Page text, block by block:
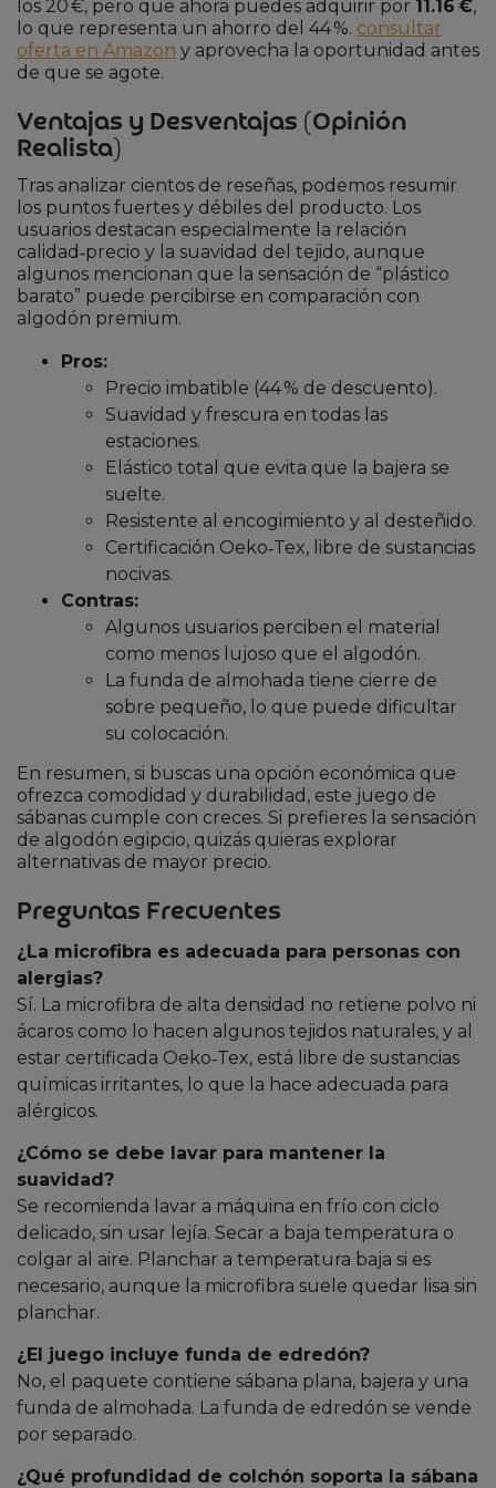
los 20 €, pero que ahora puedes adquirir por 11.16 €,
lo que representa un ahorro del 44 %. consultar
oferta en Amazon y aprovecha la oportunidad antes
de que se agote.
Ventajas y Desventajas (Opinión
Realista)
Tras analizar cientos de reseñas, podemos resumir
los puntos fuertes y débiles del producto. Los
usuarios destacan especialmente la relación
calidad‑precio y la suavidad del tejido, aunque
algunos mencionan que la sensación de “plástico
barato” puede percibirse en comparación con
algodón premium.
Pros:
Precio imbatible (44 % de descuento).
Suavidad y frescura en todas las
estaciones.
Elástico total que evita que la bajera se
suelte.
Resistente al encogimiento y al desteñido.
Certificación Oeko‑Tex, libre de sustancias
nocivas.
Contras:
Algunos usuarios perciben el material
como menos lujoso que el algodón.
La funda de almohada tiene cierre de
sobre pequeño, lo que puede dificultar
su colocación.
En resumen, si buscas una opción económica que
ofrezca comodidad y durabilidad, este juego de
sábanas cumple con creces. Si prefieres la sensación
de algodón egipcio, quizás quieras explorar
alternativas de mayor precio.
Preguntas Frecuentes
¿La microfibra es adecuada para personas con
alergias?
Sí. La microfibra de alta densidad no retiene polvo ni
ácaros como lo hacen algunos tejidos naturales, y al
estar certificada Oeko‑Tex, está libre de sustancias
químicas irritantes, lo que la hace adecuada para
alérgicos.
¿Cómo se debe lavar para mantener la
suavidad?
Se recomienda lavar a máquina en frío con ciclo
delicado, sin usar lejía. Secar a baja temperatura o
colgar al aire. Planchar a temperatura baja si es
necesario, aunque la microfibra suele quedar lisa sin
planchar.
¿El juego incluye funda de edredón?
No, el paquete contiene sábana plana, bajera y una
funda de almohada. La funda de edredón se vende
por separado.
¿Qué profundidad de colchón soporta la sábana